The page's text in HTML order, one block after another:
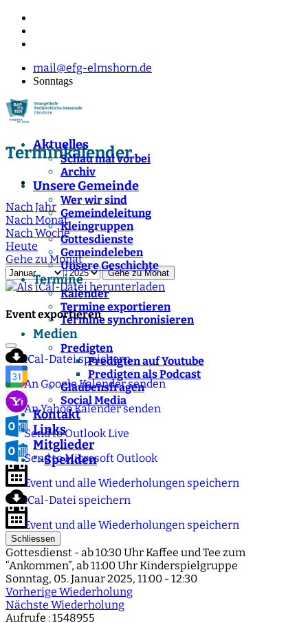
mail@efg-elmshorn.de
Sonntags
Aktuelles
Schau mal vorbei
Archiv
Unsere Gemeinde
Wer wir sind
Gemeindeleitung
Kleingruppen
Gottesdienste
Gemeindeleben
Unsere Geschichte
Termine
Kalender
Termine exportieren
Termine synchronisieren
Medien
Predigten
Predigten auf Youtube
Predigten als Podcast
Glaubensfragen
Social Media
Kontakt
Links
Mitglieder
">Spenden
Terminkalender
Nach Jahr
Nach Monat
Nach Woche
Heute
Gehe zu Monat
Gehe zu Monat
Event exportieren
iCal-Datei speichern
An Google Kalender senden
An Yahoo Kalender senden
Send to Outlook Live
Send to Microsoft Outlook
Event und alle Wiederholungen speichern
iCal-Datei speichern
Event und alle Wiederholungen speichern
Schliessen
Gottesdienst - ab 10:30 Uhr Kaffee und Tee zum
“Ankommen”, ab 11:00 Uhr Kinderspielgruppe
Sonntag, 05. Januar 2025, 11:00 - 12:30
Vorherige Wiederholung
Nächste Wiederholung
Aufrufe : 1548955